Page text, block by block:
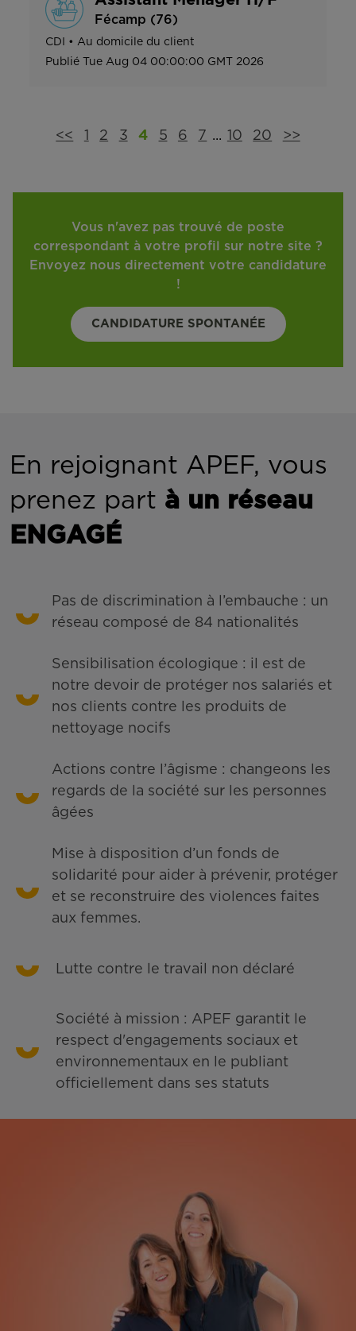
Fécamp (76)
CDI • Au domicile du client
Publié
Tue Aug 04 00:00:00 GMT 2026
<< 1 2 3 4 5 6 7 ... 10 20 >>
Vous n'avez pas trouvé de poste
correspondant à votre profil sur notre site ?
Envoyez nous directement votre candidature
!
CANDIDATURE SPONTANÉE
En rejoignant APEF, vous
prenez part à un réseau
ENGAGÉ
Pas de discrimination à l’embauche : un
réseau composé de 84 nationalités
Sensibilisation écologique : il est de
notre devoir de protéger nos salariés et
nos clients contre les produits de
nettoyage nocifs
Actions contre l’âgisme : changeons les
regards de la société sur les personnes
âgées
Mise à disposition d’un fonds de
solidarité pour aider à prévenir, protéger
et se reconstruire des violences faites
aux femmes.
Lutte contre le travail non déclaré
Société à mission : APEF garantit le
respect d'engagements sociaux et
environnementaux en le publiant
officiellement dans ses statuts